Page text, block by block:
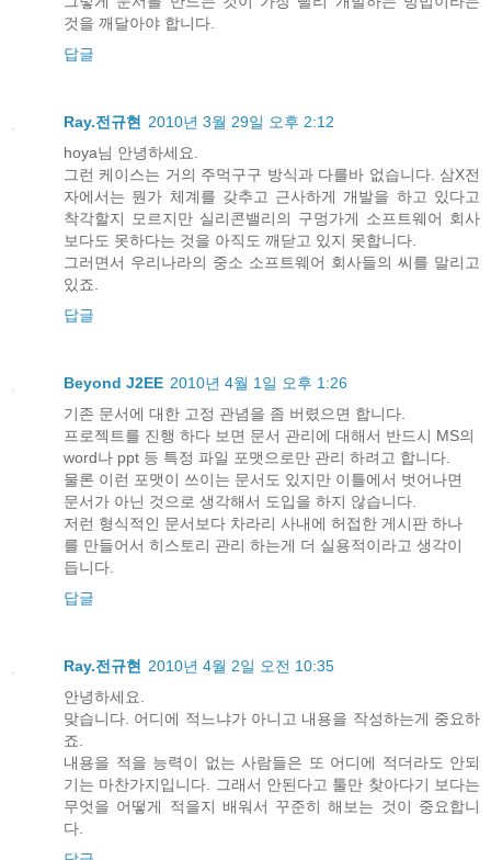
것을 깨달아야 합니다.
답글
Ray.전규현
2010년 3월 29일 오후 2:12
hoya님 안녕하세요.
그런 케이스는 거의 주먹구구 방식과 다를바 없습니다. 삼X전
자에서는 뭔가 체계를 갖추고 근사하게 개발을 하고 있다고
착각할지 모르지만 실리콘밸리의 구멍가게 소프트웨어 회사
보다도 못하다는 것을 아직도 깨닫고 있지 못합니다.
그러면서 우리나라의 중소 소프트웨어 회사들의 씨를 말리고
있죠.
답글
Beyond J2EE 2010년 4월 1일 오후 1:26
기존 문서에 대한 고정 관념을 좀 버렸으면 합니다.
프로젝트를 진행 하다 보면 문서 관리에 대해서 반드시 MS의
word나 ppt 등 특정 파일 포맷으로만 관리 하려고 합니다.
물론 이런 포맷이 쓰이는 문서도 있지만 이틀에서 벗어나면
문서가 아닌 것으로 생각해서 도입을 하지 않습니다.
저런 형식적인 문서보다 차라리 사내에 허접한 게시판 하나
를 만들어서 히스토리 관리 하는게 더 실용적이라고 생각이
듭니다.
답글
Ray.전규현
2010년 4월 2일 오전 10:35
안녕하세요.
맞습니다. 어디에 적느냐가 아니고 내용을 작성하는게 중요하
죠.
내용을 적을 능력이 없는 사람들은 또 어디에 적더라도 안되
기는 마찬가지입니다. 그래서 안된다고 툴만 찾아다기 보다는
무엇을 어떻게 적을지 배워서 꾸준히 해보는 것이 중요합니
다.